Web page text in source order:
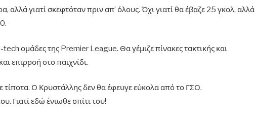
αλλά γιατί σκεφτόταν πριν απ’ όλους. Όχι γιατί θα έβαζε 25 γκολ, αλλά
ομάδες της Premier League. Θα γέμιζε πίνακες τακτικής και
επιρροή στο παιχνίδι.
τίποτα. Ο Κρυστάλλης δεν θα έφευγε εύκολα από το ΓΣΟ.
Γιατί εδώ ένιωθε σπίτι του!